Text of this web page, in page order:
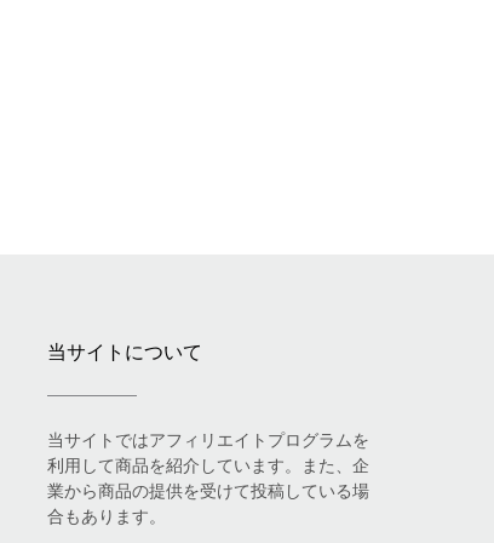
当サイトについて
当サイトではアフィリエイトプログラムを
利用して商品を紹介しています。また、企
業から商品の提供を受けて投稿している場
合もあります。